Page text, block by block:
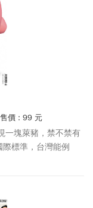
售價 : 99 元
一塊萊豬，禁不禁有
標準，台灣能例
息…土耳其總統的瘋